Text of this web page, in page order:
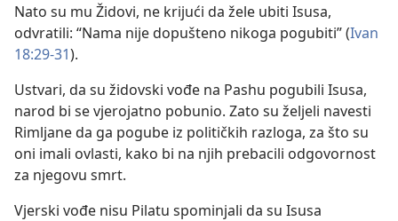
Nato su mu Židovi, ne krijući da žele ubiti Isusa,
odvratili: “Nama nije dopušteno nikoga pogubiti” (Ivan
18:29-31).
Ustvari, da su židovski vođe na Pashu pogubili Isusa,
narod bi se vjerojatno pobunio. Zato su željeli navesti
Rimljane da ga pogube iz političkih razloga, za što su
oni imali ovlasti, kako bi na njih prebacili odgovornost
za njegovu smrt.
Vjerski vođe nisu Pilatu spominjali da su Isusa